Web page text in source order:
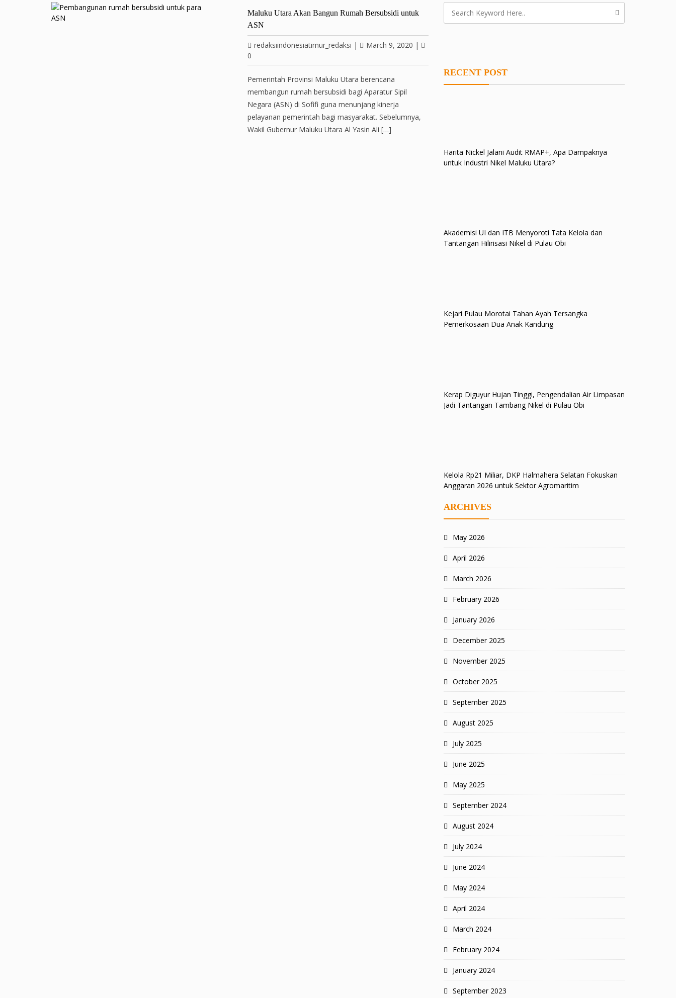
Maluku Utara Akan Bangun Rumah Bersubsidi untuk
ASN
redaksiindonesiatimur_redaksi | March 9, 2020 |
0
Pemerintah Provinsi Maluku Utara berencana
membangun rumah bersubsidi bagi Aparatur Sipil
Negara (ASN) di Sofifi guna menunjang kinerja
pelayanan pemerintah bagi masyarakat. Sebelumnya,
Wakil Gubernur Maluku Utara Al Yasin Ali […]
RECENT POST
Harita Nickel Jalani Audit RMAP+, Apa Dampaknya
untuk Industri Nikel Maluku Utara?
Akademisi UI dan ITB Menyoroti Tata Kelola dan
Tantangan Hilirisasi Nikel di Pulau Obi
Kejari Pulau Morotai Tahan Ayah Tersangka
Pemerkosaan Dua Anak Kandung
Kerap Diguyur Hujan Tinggi, Pengendalian Air Limpasan
Jadi Tantangan Tambang Nikel di Pulau Obi
Kelola Rp21 Miliar, DKP Halmahera Selatan Fokuskan
Anggaran 2026 untuk Sektor Agromaritim
ARCHIVES
May 2026
April 2026
March 2026
February 2026
January 2026
December 2025
November 2025
October 2025
September 2025
August 2025
July 2025
June 2025
May 2025
September 2024
August 2024
July 2024
June 2024
May 2024
April 2024
March 2024
February 2024
January 2024
September 2023